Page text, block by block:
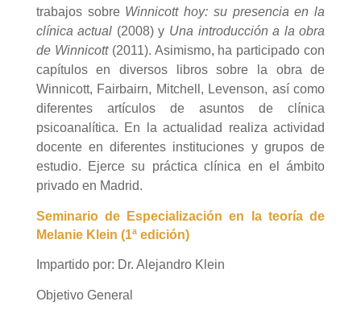
trabajos sobre Winnicott hoy: su presencia en la
clínica actual (2008) y Una introducción a la obra
de Winnicott(2011). Asimismo, ha participado con
capítulos en diversos libros sobre la obra de
Winnicott, Fairbairn, Mitchell, Levenson, así como
diferentes artículos de asuntos de clínica
psicoanalítica. En la actualidad realiza actividad
docente en diferentes instituciones y grupos de
estudio. Ejerce su práctica clínica en el ámbito
privado en Madrid.
Seminario de Especialización en la teoría de
Melanie Klein (1ª edición)
Impartido por: Dr. Alejandro Klein
Objetivo General